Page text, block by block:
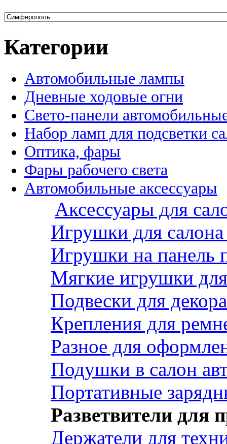
Категории
Автомобильные лампы
Дневные ходовые огни
Свето-панели
Набор ламп для подсветки
Оптика, фары
Фары рабочего света
Автомобильные аксессуары
Аксессуары для
Игрушки для
Игрушки на панель
Мягкие игрушки
Подвески для декора
Крепления для
Разное для
Подушки в салон
Портативные
Разветвители для
Держатели для